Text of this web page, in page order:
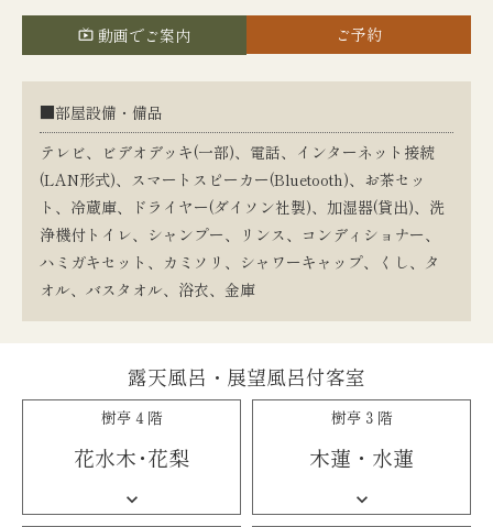
動画でご案内 ご予約
■部屋設備・備品
テレビ、ビデオデッキ(一部)、電話、インターネット接続
(LAN形式)、スマートスピーカー(Bluetooth)、お茶セッ
ト、冷蔵庫、ドライヤー(ダイソン社製)、加湿器(貸出)、洗
浄機付トイレ、シャンプー、リンス、コンディショナー、
ハミガキセット、カミソリ、シャワーキャップ、くし、タ
オル、バスタオル、浴衣、金庫
露天風呂・展望風呂付客室
樹亭４階
花水木・花梨
樹亭３階
木蓮・水蓮